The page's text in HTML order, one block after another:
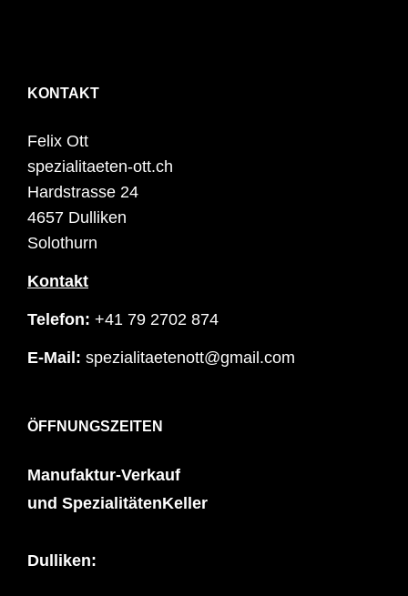
KONTAKT
Felix Ott
spezialitaeten-ott.ch
Hardstrasse 24
4657 Dulliken
Solothurn
Kontakt
Telefon: +41 79 2702 874
E-Mail: spezialitaetenott@gmail.com
ÖFFNUNGSZEITEN
Manufaktur-Verkauf
und SpezialitätenKeller
Dulliken: